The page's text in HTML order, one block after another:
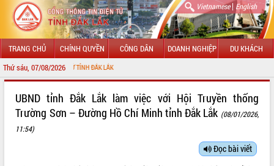
Vietnamese| English
TRANG CHỦ CHÍNH QUYỀN CÔNG DÂN DOANH NGHIỆP DU KHÁCH
Thứ sáu, 07/08/2026
LÃNH ĐẠO UBND TỈNH
UBND tỉnh Đắk Lắk làm việc với Hội Truyền thống
Trường Sơn – Đường Hồ Chí Minh tỉnh Đắk Lắk (08/01/2026,
11:54)
Đọc bài viết